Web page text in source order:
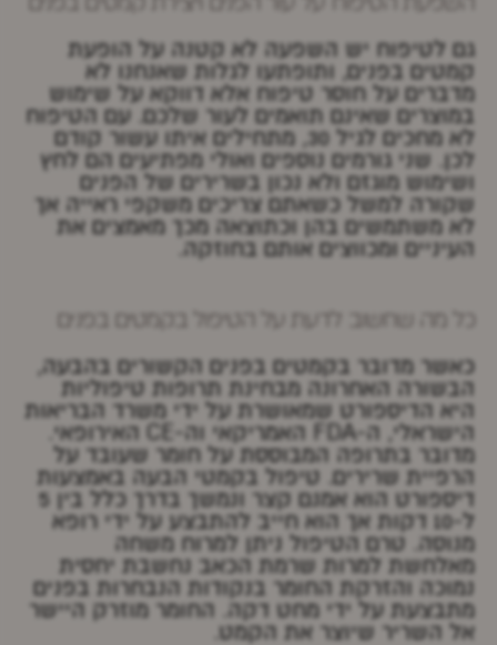
גם לטיפוח יש השפעה לא קטנה על הופעת
קמטים בפנים, ותופתעו לגלות שאנחנו לא
מדברים על חוסר טיפוח אלא דווקא על שימוש
במוצרים שאינם תואמים לעור שלכם. עם הטיפוח
לא מחכים לגיל 30, מתחילים איתו עשור קודם
לכן. שני גורמים נוספים ואולי מפתיעים הם לחץ
ושימוש מוגזם ולא נכון בשרירים של הפנים
שקורה למשל כשאתם צריכים משקפי ראייה אך
לא משתמשים בהן וכתוצאה מכך מאמצים את
העיניים ומכווצים אותם בחוזקה.
כל מה שחשוב לדעת על הטיפול בקמטים בפנים
כאשר מדובר בקמטים בפנים הקשורים בהבעה,
הבשורה האחרונה מבחינת תרופות טיפוליות
היא הדיספורט שמאושרת על ידי משרד הבריאות
הישראלי, ה-FDA האמריקאי וה-CE האירופאי.
מדובר בתרופה המבוססת על חומר שעובד על
הרפיית שרירים. טיפול בקמטי הבעה באמצעות
דיספורט הוא אמנם קצר ונמשך בדרך כלל בין 5
ל-10 דקות אך הוא חייב להתבצע על ידי רופא
מנוסה. טרם הטיפול ניתן למרוח משחה
מאלחשת למרות שרמת הכאב נחשבת יחסית
נמוכה והזרקת החומר בנקודות הנבחרות בפנים
מתבצעת על ידי מחט דקה. החומר מוזרק היישר
אל השריר שיוצר את הקמט.